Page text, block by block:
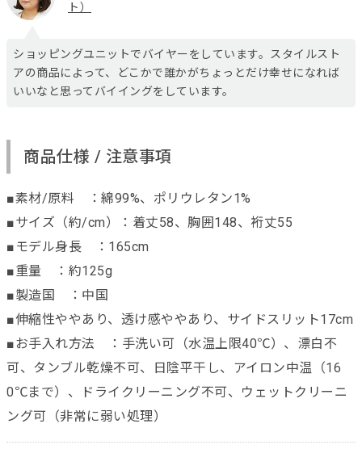
ト）
ショッピングユニットでバイヤーをしています。スタイルスト
アの商品によって、どこかで誰かがちょっとだけ幸せになれば
いいなと思ってバイイングをしています。
商品仕様 / 注意事項
■素材/原料 ：綿99%、ポリウレタン1%
■サイズ（約/cm）：着丈58、胸囲148、裄丈55
■モデル身長 ：165cm
■重量 ：約125g
■製造国 ：中国
■伸縮性ややあり、透け感ややあり、サイドスリット17cm
■お手入れ方法 ：手洗い可（水温上限40℃）、漂白不
可、タンブル乾燥不可、日陰平干し、アイロン中温（16
0℃まで）、ドライクリーニング不可、ウェットクリーニ
ング可（非常に弱い処理）